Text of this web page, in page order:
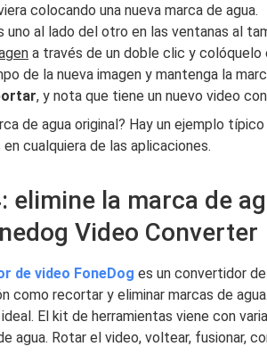
colocando una nueva marca de agua.
uno al lado del otro en las ventanas al
a través de un doble clic y colóquelo
de la nueva imagen y mantenga la
, y nota que tiene un nuevo video
de agua original? Hay un ejemplo
cualquiera de las aplicaciones.
elimine la marca de
Video Converter
de video FoneDog es un convertidor
como recortar y eliminar marcas de
El kit de herramientas viene con
agua. Rotar el video, voltear, fusionar,